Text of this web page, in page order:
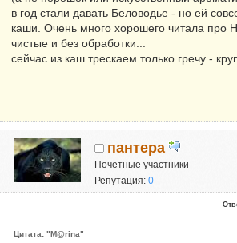
в год стали давать Беловодье - но ей
каши. Очень много хорошего читала про
чистые и без обработки...
сейчас из каш трескаем только гречу -
пантера
Почетные участники
Репутация: 0
Цитата: "M@rina"